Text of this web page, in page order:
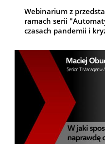
Webinarium z
ramach serii
czasach pandemii i